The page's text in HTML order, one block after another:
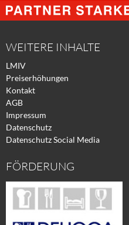
Facebook
Xing
WEITERE INHALTE
LMIV
Preiserhöhungen
Kontakt
AGB
Impressum
Datenschutz
Datenschutz Social Media
FÖRDERUNG